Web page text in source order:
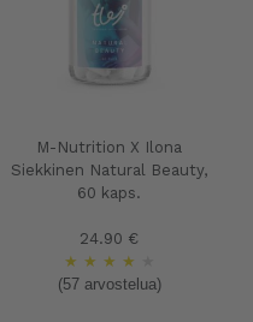
M-Nutrition X Ilona
Siekkinen Natural Beauty,
60 kaps.
24.90 €
★ ★ ★ ★
(57 arvostelua)